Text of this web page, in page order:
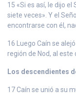
15 «Si es así, le dijo
siete veces». Y el
encontrarse con él,
16 Luego Caín se
región de Nod, al este
Los descendientes
17 Caín se unió a su